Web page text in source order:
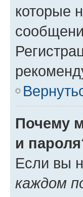
которые
Почему
и
Если вы
каждом